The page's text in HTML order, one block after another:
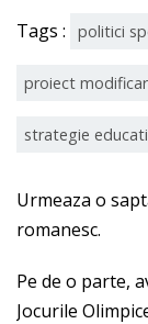
Tags : politici
proiect
strategie
Urmeaza o
romanesc.
Pe de o parte,
Jocurile